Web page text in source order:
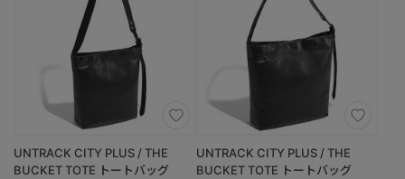
UNTRACK CITY PLUS / THE
BUCKET TOTE トートバッグ
UNTRACK CITY PLUS / THE
BUCKET TOTE トートバッグ